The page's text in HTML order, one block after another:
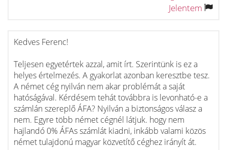
Jelentem
Kedves Ferenc!
Teljesen egyetértek azzal, amit írt. Szerintünk is ez a
helyes értelmezés. A gyakorlat azonban keresztbe tesz.
A német cég nyilván nem akar problémát a saját
hatóságával. Kérdésem tehát továbbra is levonható-e a
számlán szereplő ÁFA? Nyilván a biztonságos válasz a
nem. Egyre több német cégnél látjuk. hogy nem
hajlandó 0% ÁFAs számlát kiadni, inkább valami közös
német tulajdonú magyar közvetítő céghez irányít át.